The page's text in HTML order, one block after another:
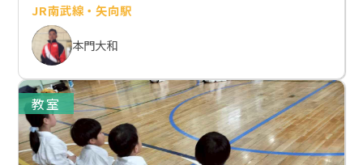
JR南武線・矢向駅
本門大和
教室